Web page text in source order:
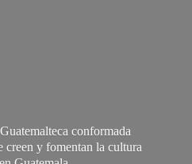
conformada
creen y fomentan la cultura